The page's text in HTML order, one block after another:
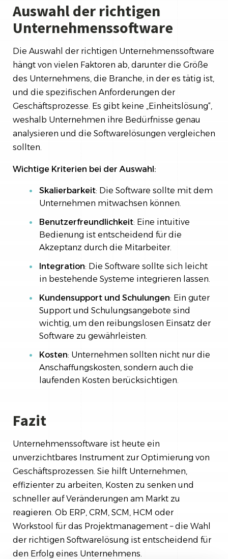
Auswahl der richtigen
Unternehmenssoftware
Die Auswahl der richtigen Unternehmenssoftware
hängt von vielen Faktoren ab, darunter die Größe
des Unternehmens, die Branche, in der es tätig ist,
und die spezifischen Anforderungen der
Geschäftsprozesse. Es gibt keine „Einheitslösung“,
weshalb Unternehmen ihre Bedürfnisse genau
analysieren und die Softwarelösungen vergleichen
sollten.
Wichtige Kriterien bei der Auswahl:
Skalierbarkeit: Die Software sollte mit dem
Unternehmen mitwachsen können.
Benutzerfreundlichkeit: Eine intuitive
Bedienung ist entscheidend für die
Akzeptanz durch die Mitarbeiter.
Integration: Die Software sollte sich leicht
in bestehende Systeme integrieren lassen.
Kundensupport und Schulungen: Ein guter
Support und Schulungsangebote sind
wichtig, um den reibungslosen Einsatz der
Software zu gewährleisten.
Kosten: Unternehmen sollten nicht nur die
Anschaffungskosten, sondern auch die
laufenden Kosten berücksichtigen.
Fazit
Unternehmenssoftware ist heute ein
unverzichtbares Instrument zur Optimierung von
Geschäftsprozessen. Sie hilft Unternehmen,
effizienter zu arbeiten, Kosten zu senken und
schneller auf Veränderungen am Markt zu
reagieren. Ob ERP, CRM, SCM, HCM oder
Workstool für das Projektmanagement – die Wahl
der richtigen Softwarelösung ist entscheidend für
den Erfolg eines Unternehmens.